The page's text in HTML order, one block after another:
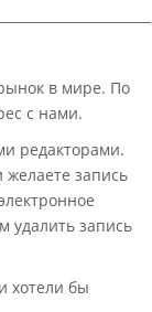
в мире. По
с нами.
редакторами.
запись
удалить запись
хотели бы